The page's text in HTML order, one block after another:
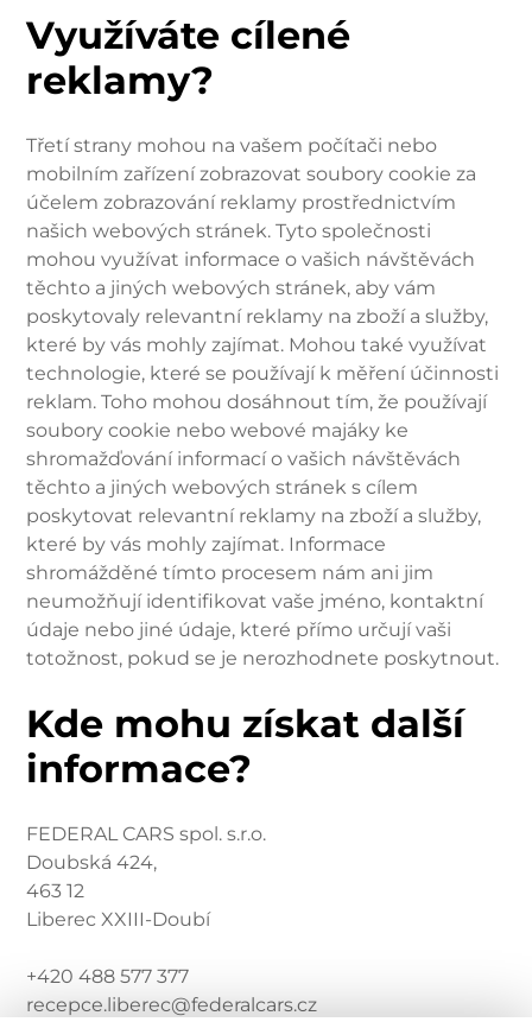
Využíváte cílené
reklamy?
Třetí strany mohou na vašem počítači nebo
mobilním zařízení zobrazovat soubory cookie za
účelem zobrazování reklamy prostřednictvím
našich webových stránek. Tyto společnosti
mohou využívat informace o vašich návštěvách
těchto a jiných webových stránek, aby vám
poskytovaly relevantní reklamy na zboží a služby,
které by vás mohly zajímat. Mohou také využívat
technologie, které se používají k měření účinnosti
reklam. Toho mohou dosáhnout tím, že používají
soubory cookie nebo webové majáky ke
shromažďování informací o vašich návštěvách
těchto a jiných webových stránek s cílem
poskytovat relevantní reklamy na zboží a služby,
které by vás mohly zajímat. Informace
shromážděné tímto procesem nám ani jim
neumožňují identifikovat vaše jméno, kontaktní
údaje nebo jiné údaje, které přímo určují vaši
totožnost, pokud se je nerozhodnete poskytnout.
Kde mohu získat další
informace?
FEDERAL CARS spol. s.r.o.
Doubská 424,
463 12
Liberec XXIII-Doubí
+420 488 577 377
recepce.liberec@federalcars.cz